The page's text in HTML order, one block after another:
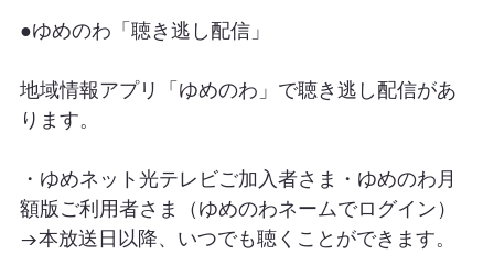
●ゆめのわ「聴き逃し配信」
地域情報アプリ「ゆめのわ」で聴き逃し配信があ
ります。
・ゆめネット光テレビご加入者さま・ゆめのわ月
額版ご利用者さま（ゆめのわネームでログイン）
→本放送日以降、いつでも聴くことができます。